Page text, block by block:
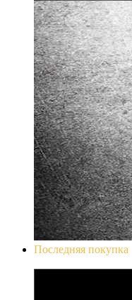
Последняя покупка